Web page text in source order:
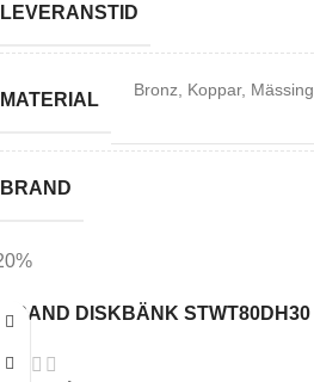
LEVERANSTID
MATERIAL
Bronz Koppar, Mässing
BRAND
DISKBÄNK STWT80DH30